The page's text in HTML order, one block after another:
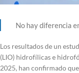
No hay diferencia
Los resultados de un
(LIO) hidrofílicas e
2025, han confirmado